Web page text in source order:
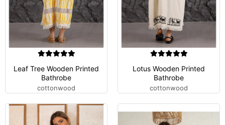
Leaf Tree Wooden Printed
Bathrobe
cottonwood
Lotus Wooden Printed
Bathrobe
cottonwood